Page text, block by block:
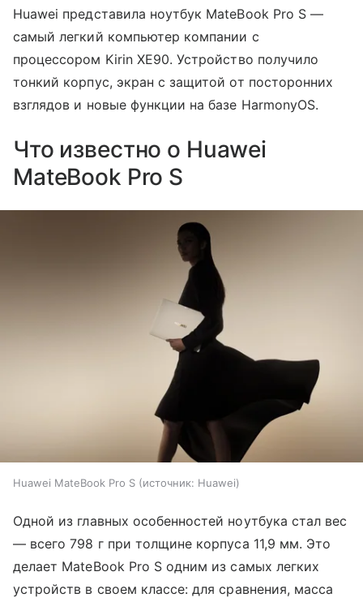
Huawei представила ноутбук MateBook Pro S —
самый легкий компьютер компании с
процессором Kirin XE90. Устройство получило
тонкий корпус, экран с защитой от посторонних
взглядов и новые функции на базе HarmonyOS.
Что известно о Huawei
MateBook Pro S
Huawei MateBook Pro S источник: Huawei
Одной из главных особенностей ноутбука стал вес
— всего 798 г при толщине корпуса 11,9 мм. Это
делает MateBook Pro S одним из самых легких
устройств в своем классе: для сравнения, масса